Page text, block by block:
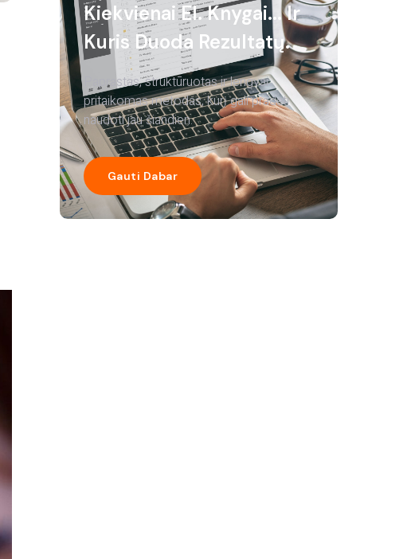
Kiekvienai El. Knygai... Ir
Kuris Duoda Rezultatų.
Paprastas, struktūruotas ir lengvai
pritaikomas metodas, kurį gali pradėti
naudoti jau šiandien.
Gauti Dabar